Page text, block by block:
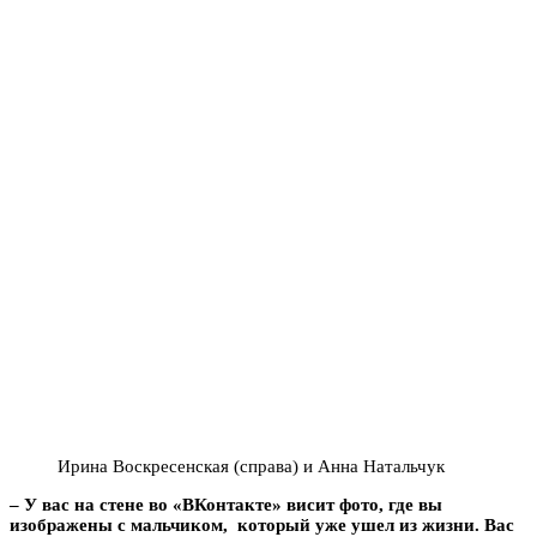
Ирина Воскресенская (справа) и Анна Натальчук
– У вас на стене во «ВКонтакте» висит фото, где вы
изображены с мальчиком, который уже ушел из жизни. Вас